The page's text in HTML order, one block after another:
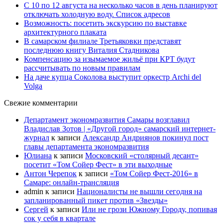
С 10 по 12 августа на несколько часов в день планируют
отключать холодную воду. Список адресов
Возможность: посетить экскурсию по выставке
архитектурного плаката
В самарском филиале Третьяковки представят
последнюю книгу Виталия Стадникова
Компенсацию за изымаемое жильё при КРТ будут
рассчитывать по новым правилам
На даче купца Соколова выступит оркестр Archi del
Volga
Свежие комментарии
Департамент экономразвития Самары возглавил
Владислав Зотов | «Другой город» самарский интернет-
журнал к записи Александр Андриянов покинул пост
главы департамента экономразвития
Юлиана к записи Московский «столярный десант»
посетит «Том Сойер Фест» в эти выходные
Антон Черепок к записи «Том Сойер Фест-2016» в
Самаре: онлайн-трансляция
admin к записи Националисты не вышли сегодня на
запланированный пикет против «Звезды»
Сергей к записи Или не грози Южному Городу, попивая
сок у себя в квартале